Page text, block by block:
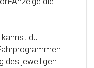
du
des jeweiligen
des Gaspedals
deines
optimal genutzt